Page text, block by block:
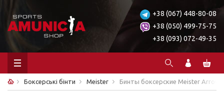
+38 (067) 448-80-08
+38 (050) 499-75-75
+38 (093) 072-49-35
Боксерські бінти Meister Бинты боксерские Meister